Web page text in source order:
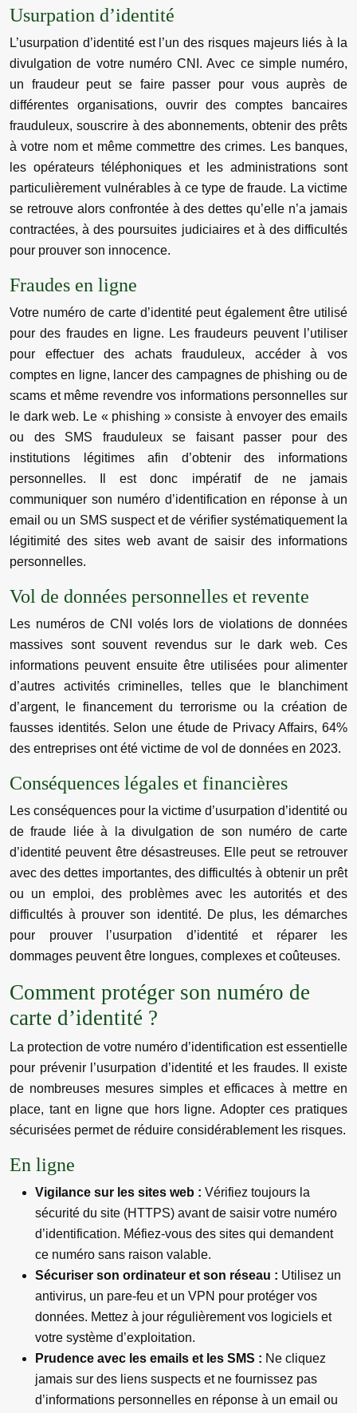
Usurpation d’identité
L’usurpation d’identité est l’un des risques majeurs liés à la
divulgation de votre numéro CNI. Avec ce simple numéro,
un fraudeur peut se faire passer pour vous auprès de
différentes organisations, ouvrir des comptes bancaires
frauduleux, souscrire à des abonnements, obtenir des prêts
à votre nom et même commettre des crimes. Les banques,
les opérateurs téléphoniques et les administrations sont
particulièrement vulnérables à ce type de fraude. La victime
se retrouve alors confrontée à des dettes qu’elle n’a jamais
contractées, à des poursuites judiciaires et à des difficultés
pour prouver son innocence.
Fraudes en ligne
Votre numéro de carte d’identité peut également être utilisé
pour des fraudes en ligne. Les fraudeurs peuvent l’utiliser
pour effectuer des achats frauduleux, accéder à vos
comptes en ligne, lancer des campagnes de phishing ou de
scams et même revendre vos informations personnelles sur
le dark web. Le « phishing » consiste à envoyer des emails
ou des SMS frauduleux se faisant passer pour des
institutions légitimes afin d’obtenir des informations
personnelles. Il est donc impératif de ne jamais
communiquer son numéro d’identification en réponse à un
email ou un SMS suspect et de vérifier systématiquement la
légitimité des sites web avant de saisir des informations
personnelles.
Vol de données personnelles et revente
Les numéros de CNI volés lors de violations de données
massives sont souvent revendus sur le dark web. Ces
informations peuvent ensuite être utilisées pour alimenter
d’autres activités criminelles, telles que le blanchiment
d’argent, le financement du terrorisme ou la création de
fausses identités. Selon une étude de Privacy Affairs, 64%
des entreprises ont été victime de vol de données en 2023.
Conséquences légales et financières
Les conséquences pour la victime d’usurpation d’identité ou
de fraude liée à la divulgation de son numéro de carte
d’identité peuvent être désastreuses. Elle peut se retrouver
avec des dettes importantes, des difficultés à obtenir un prêt
ou un emploi, des problèmes avec les autorités et des
difficultés à prouver son identité. De plus, les démarches
pour prouver l’usurpation d’identité et réparer les
dommages peuvent être longues, complexes et coûteuses.
Comment protéger son numéro de
carte d’identité ?
La protection de votre numéro d’identification est essentielle
pour prévenir l’usurpation d’identité et les fraudes. Il existe
de nombreuses mesures simples et efficaces à mettre en
place, tant en ligne que hors ligne. Adopter ces pratiques
sécurisées permet de réduire considérablement les risques.
En ligne
Vigilance sur les sites web : Vérifiez toujours la
sécurité du site (HTTPS) avant de saisir votre numéro
d’identification. Méfiez-vous des sites qui demandent
ce numéro sans raison valable.
Sécuriser son ordinateur et son réseau : Utilisez un
antivirus, un pare-feu et un VPN pour protéger vos
données. Mettez à jour régulièrement vos logiciels et
votre système d’exploitation.
Prudence avec les emails et les SMS : Ne cliquez
jamais sur des liens suspects et ne fournissez pas
d’informations personnelles en réponse à un email ou